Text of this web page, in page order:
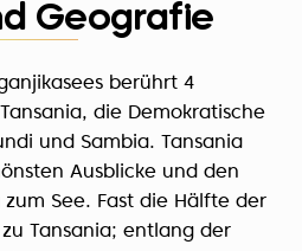
Geografie
berührt 4
die Demokratische
und Sambia. Tansania
Ausblicke und den
See. Fast die Hälfte der
Tansania; entlang der